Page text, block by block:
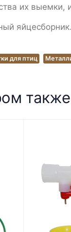
их выемки,
яйцесборник.
для птиц